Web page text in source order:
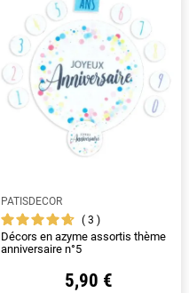
PATISDECOR
3
Décors en azyme assortis thème
anniversaire n°5
5,90 €